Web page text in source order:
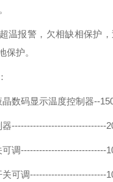
温报警，欠相缺相保护，
保护。
数码显示温度控制器--
-------------------------------
调----------------------------
可调-------------------------